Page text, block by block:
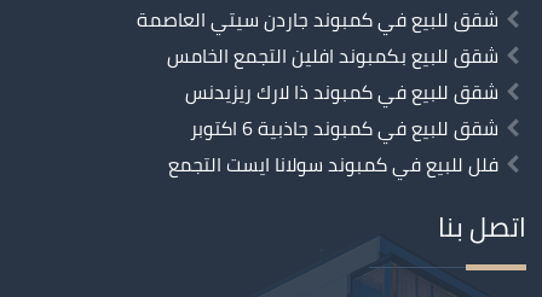
شقق للبيع في كمبوند جاردن سيتي العاصمة
شقق للبيع بكمبوند افلين التجمع الخامس
شقق للبيع في كمبوند ذا لارك ريزيدنس
شقق للبيع في كمبوند جاذبية 6 اكتوبر
فلل للبيع في كمبوند سولانا ايست التجمع
اتصل بنا